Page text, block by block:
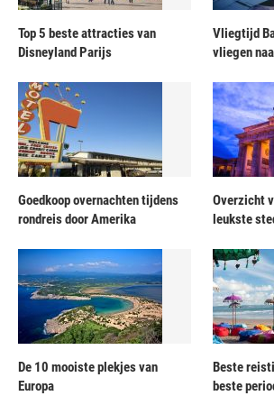
Top 5 beste attracties van
Disneyland Parijs
Vliegtijd
vliegen
Goedkoop overnachten tijdens
rondreis door Amerika
Overzicht
leukste
De 10 mooiste plekjes van
Europa
Beste
beste